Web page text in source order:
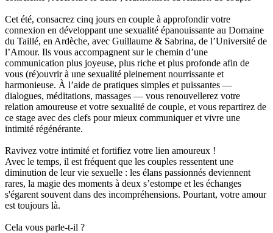
Cet été, consacrez cinq jours en couple à approfondir votre
connexion en développant une sexualité épanouissante au Domaine
du Taillé, en Ardèche, avec Guillaume & Sabrina, de l’Université de
l’Amour. Ils vous accompagnent sur le chemin d’une
communication plus joyeuse, plus riche et plus profonde afin de
vous (ré)ouvrir à une sexualité pleinement nourrissante et
harmonieuse. À l’aide de pratiques simples et puissantes —
dialogues, méditations, massages — vous renouvellerez votre
relation amoureuse et votre sexualité de couple, et vous repartirez de
ce stage avec des clefs pour mieux communiquer et vivre une
intimité régénérante.
Ravivez votre intimité et fortifiez votre lien amoureux !
Avec le temps, il est fréquent que les couples ressentent une
diminution de leur vie sexuelle : les élans passionnés deviennent
rares, la magie des moments à deux s’estompe et les échanges
s'égarent souvent dans des incompréhensions. Pourtant, votre amour
est toujours là.
Cela vous parle-t-il ?